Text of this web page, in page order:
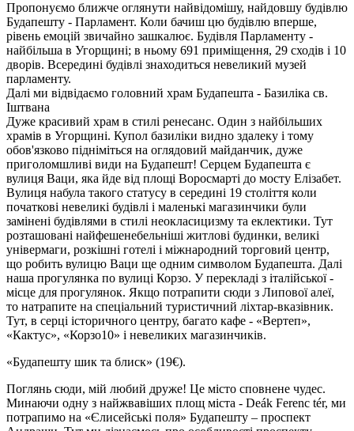
Пропонуємо ближче оглянути найвідомішу, найдовшу будівлю
Будапешту - Парламент. Коли бачиш цю будівлю вперше,
рівень емоцій звичайно зашкалює. Будівля Парламенту -
найбільша в Угорщині; в ньому 691 приміщення, 29 сходів і 10
дворів. Всередині будівлі знаходиться невеликий музей
парламенту.
Далі ми відвідаємо головний храм Будапешта - Базиліка св.
Іштвана
Дуже красивий храм в стилі ренесанс. Один з найбільших
храмів в Угорщині. Купол базиліки видно здалеку і тому
обов'язково підніміться на оглядовий майданчик, дуже
приголомшливі види на Будапешт! Серцем Будапешта є
вулиця Ваци, яка йде від площі Воросмарті до мосту Елізабет.
Вулиця набула такого статусу в середині 19 століття коли
початкові невеликі будівлі і маленькі магазинчики були
замінені будівлями в стилі неокласицизму та еклектики. Тут
розташовані найфешенебельніші житлові будинки, великі
універмаги, розкішні готелі і міжнародний торговий центр,
що робить вулицю Ваци ще одним символом Будапешта. Далі
наша прогулянка по вулиці Корзо. У перекладі з італійської -
місце для прогулянок. Якщо потрапити сюди з Липової алеї,
то натрапите на спеціальний туристичний ліхтар-вказівник.
Тут, в серці історичного центру, багато кафе - «Вертеп»,
«Кактус», «Корзо10» і невеликих магазинчиків.
«Будапешту шик та блиск» (19€).
Поглянь сюди, мій любий друже! Це місто сповнене чудес.
Минаючи одну з найжвавіших площ міста - Deák Ferenc tér, ми
потрапимо на «Єлисейські поля» Будапешту – проспект